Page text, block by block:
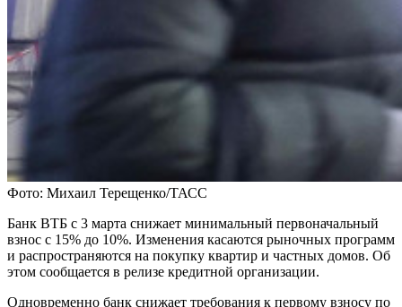
Фото: Михаил Терещенко/ТАСС
Банк ВТБ с 3 марта снижает минимальный первоначальный
взнос с 15% до 10%. Изменения касаются рыночных программ
и распространяются на покупку квартир и частных домов. Об
этом сообщается в релизе кредитной организации.
Одновременно банк снижает требования к первому взносу по